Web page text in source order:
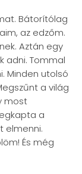
Bátorítólag
az edzőm.
Aztán egy
adni. Tommal
Minden utolsó
a világ
most
a
elmenni.
És még